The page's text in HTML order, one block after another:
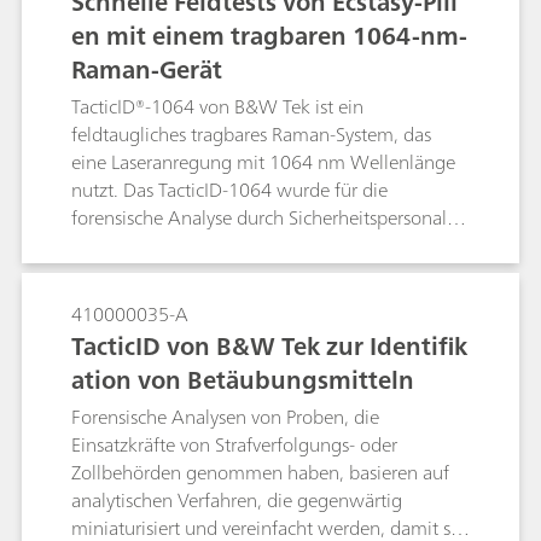
Raman-Spektroskopie in den letzten Jahren
intensiv für die forensische Faseranalyse
untersucht. Das Raman-Spektrum kann direkt
auf Geweben oder Fasern gemessen werden,
die auf Objektträgern aus Glas montiert sind,
wobei die Interferenzen durch das Montageharz
oder das Glas sehr gering sind.
en mit einem tragbaren 1064-nm-
Raman-Gerät
TacticID®-1064 von B&W Tek ist ein
feldtaugliches tragbares Raman-System, das
eine Laseranregung mit 1064 nm Wellenlänge
nutzt. Das TacticID-1064 wurde für die
forensische Analyse durch Sicherheitspersonal,
entwickelt und reduziert die Fluoreszenz
erheblich, sodass Benutzer schwierige
Straßenproben wie Ecstasy-Tabletten in einer
Vielzahl von Farben und Mischungsformen
identifizieren können.
410000035-A
TacticID von B&W Tek zur Identifik
ation von Betäubungsmitteln
Forensische Analysen von Proben, die
Einsatzkräfte von Strafverfolgungs- oder
Zollbehörden genommen haben, basieren auf
analytischen Verfahren, die gegenwärtig
miniaturisiert und vereinfacht werden, damit sie